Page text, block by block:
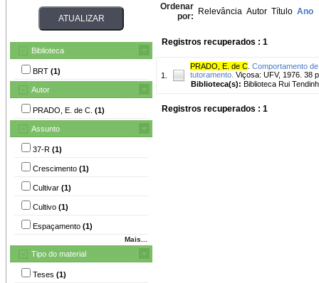
Biblioteca
BRT (1)
Autor
PRADO, E. de C. (1)
Assunto
37-R (1)
Crescimento (1)
Cultivar (1)
Cultivo (1)
Espaçamento (1)
Mais...
Tipo do material
Teses (1)
Ordenar
por: Relevância Autor Título Ano
Registros recuperados : 1
1.
PRADO, E. de C Comportamento
tutoramento. Viçosa: UFV, 1976. 38
Biblioteca(s): Biblioteca Rui
Registros recuperados : 1